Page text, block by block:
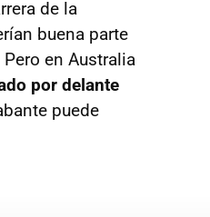
de la
buena parte
en Australia
por delante
puede